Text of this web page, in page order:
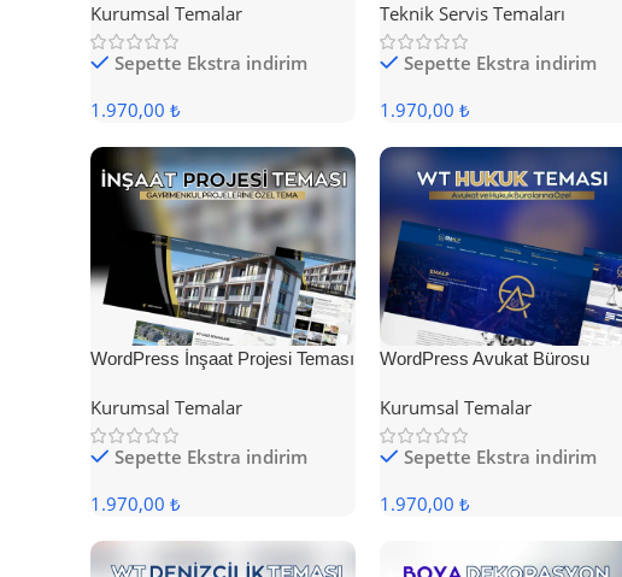
Kurumsal Temalar
Sepette Ekstra indirim
1.970,00 ₺
Teknik Servis Temaları
Sepette Ekstra indirim
1.970,00 ₺
WordPress İnşaat Projesi Teması
Kurumsal Temalar
Sepette Ekstra indirim
1.970,00 ₺
WordPress Avukat Bürosu
Kurumsal Temalar
Sepette Ekstra indirim
1.970,00 ₺